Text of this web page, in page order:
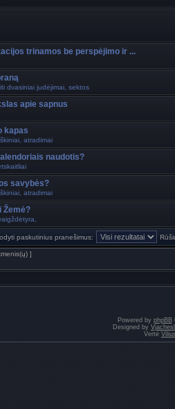
trinamos be perspėjimo ir ...
dvasiniai judėjimai, sektos
apie sapnus
kapas
atradimai
naudotis?
savybės?
atradimai
Žemė?
paskutinius pranešimus:
]
Powered by phpBB
Designed by
Vertė